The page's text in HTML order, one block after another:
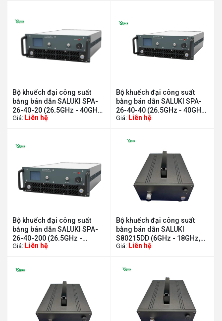
Bộ khuếch đại công suất
bằng bán dẫn SALUKI SPA-
26-40-20 (26.5GHz - 40GHz,
20W)
Giá: Liên hệ
Bộ khuếch đại công suất
bằng bán dẫn SALUKI SPA-
26-40-40 (26.5GHz - 40GHz,
40W)
Giá: Liên hệ
Bộ khuếch đại công suất
bằng bán dẫn SALUKI SPA-
26-40-200 (26.5GHz -
40GHz, 200W)
Giá: Liên hệ
Bộ khuếch đại công suất
bằng bán dẫn SALUKI
S80215DD (6GHz - 18GHz,
40dB)
Giá: Liên hệ